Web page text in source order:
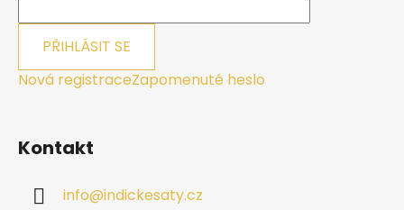
PŘIHLÁSIT SE
Nová registraceZapomenuté heslo
Kontakt
info@indickesaty.cz